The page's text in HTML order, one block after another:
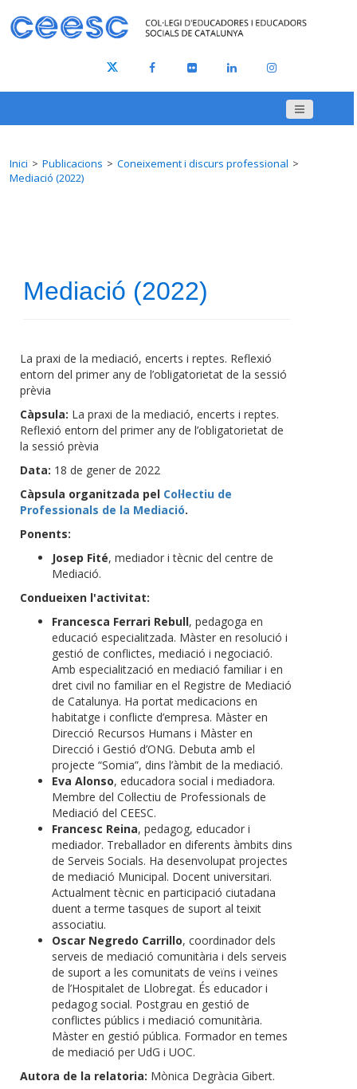
Inici Publicacions
Coneixement i discurs professional
Mediació (2022)
Mediació (2022)
La praxi de la mediació, encerts i reptes. Reflexió
entorn del primer any de l’obligatorietat de la sessió
prèvia
Càpsula: La praxi de la mediació, encerts i reptes.
Reflexió entorn del primer any de l’obligatorietat de
la sessió prèvia
Data: 18 de gener de 2022
Càpsula organitzada pel Col·lectiu de
Professionals de la Mediació.
Ponents:
Josep Fité, mediador i tècnic del centre de
Mediació.
Condueixen l'activitat:
Francesca Ferrari Rebull, pedagoga en
educació especialitzada. Màster en resolució i
gestió de conflictes, mediació i negociació.
Amb especialització en mediació familiar i en
dret civil no familiar en el Registre de Mediació
de Catalunya. Ha portat medicacions en
habitatge i conflicte d’empresa. Màster en
Direcció Recursos Humans i Màster en
Direcció i Gestió d’ONG. Debuta amb el
projecte “Somia”, dins l’àmbit de la mediació.
Eva Alonso, educadora social i mediadora.
Membre del Col·lectiu de Professionals de
Mediació del CEESC.
Francesc Reina, pedagog, educador i
mediador. Treballador en diferents àmbits dins
de Serveis Socials. Ha desenvolupat projectes
de mediació Municipal. Docent universitari.
Actualment tècnic en participació ciutadana
duent a terme tasques de suport al teixit
associatiu.
Oscar Negredo Carrillo, coordinador dels
serveis de mediació comunitària i dels serveis
de suport a les comunitats de veïns i veïnes
de l’Hospitalet de Llobregat. És educador i
pedagog social. Postgrau en gestió de
conflictes públics i mediació comunitària.
Màster en gestió pública. Formador en temes
de mediació per UdG i UOC.
Autora de la relatoria: Mònica Degràcia Gibert.